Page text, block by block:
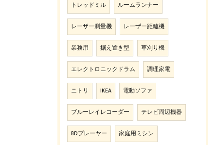
トレッドミル ルームランナー
レーザー測量機 レーザー距離機
業務用 据え置き型 草刈り機
エレクトロニックドラム 調理家電
ニトリ IKEA 電動ソファ
ブルーレイレコーダー テレビ周辺機器
BDプレーヤー 家庭用ミシン